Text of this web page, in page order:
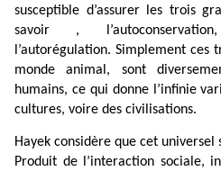
susceptible d’assurer les trois
savoir ,
l’autorégulation. Simplement ces
monde animal, sont
humains, ce qui donne l’infinie
cultures, voire des civilisations.
Hayek considère que cet universel
Produit de l’interaction sociale,